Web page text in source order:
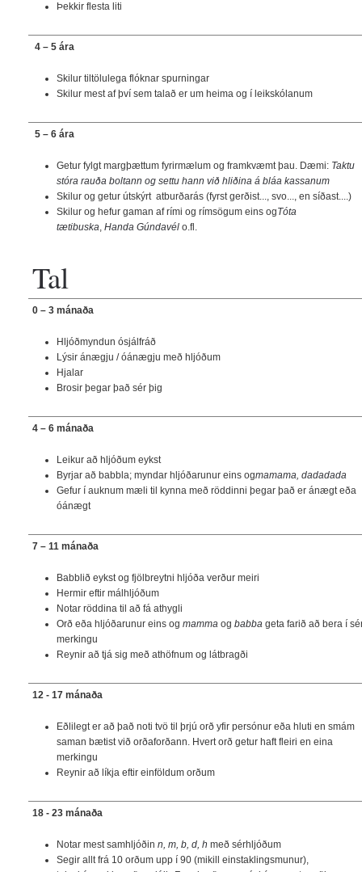
Þekkir flesta liti
4 – 5 ára
Skilur tiltölulega flóknar spurningar
Skilur mest af því sem talað er um heima og í leikskólanum
5 – 6 ára
Getur fylgt margþættum fyrirmælum og framkvæmt þau. Dæmi: Taktu
stóra rauða boltann og settu hann við hliðina á bláa kassanum
Skilur og getur útskýrt atburðarás (fyrst gerðist..., svo..., en síðast....)
Skilur og hefur gaman af rími og rímsögum eins ogTóta
tætibuska, Handa Gúndavél o.fl.
Tal
0 – 3 mánaða
Hljóðmyndun ósjálfráð
Lýsir ánægju / óánægju með hljóðum
Hjalar
Brosir þegar það sér þig
4 – 6 mánaða
Leikur að hljóðum eykst
Byrjar að babbla; myndar hljóðarunur eins ogmamama, dadadada
Gefur í auknum mæli til kynna með röddinni þegar það er ánægt eða
óánægt
7 – 11 mánaða
Babblið eykst og fjölbreytni hljóða verður meiri
Hermir eftir málhljóðum
Notar röddina til að fá athygli
Orð eða hljóðarunur eins og mamma og babba geta farið að bera í
merkingu
Reynir að tjá sig með athöfnum og látbragði
12 - 17 mánaða
Eðlilegt er að það noti tvö til þrjú orð yfir persónur eða hluti en smám
saman bætist við orðaforðann. Hvert orð getur haft fleiri en eina
merkingu
Reynir að líkja eftir einföldum orðum
18 - 23 mánaða
Notar mest samhljóðin n, m, b, d, h með sérhljóðum
Segir allt frá 10 orðum upp í 90 (mikill einstaklingsmunur),